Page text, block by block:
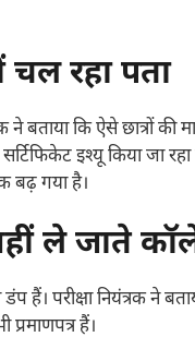
चल रहा पता
बताया कि ऐसे छात्रों की
सर्टिफिकेट इश्यू किया जा
बढ़ गया है।
ले जाते
डंप हैं। परीक्षा नियंत्रक ने
हैं।